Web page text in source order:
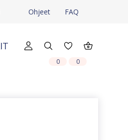
Ohjeet FAQ
0 0